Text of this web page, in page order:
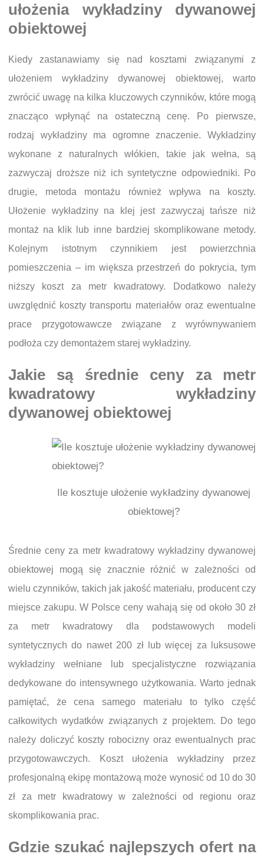
ułożenia wykładziny dywanowej
obiektowej
Kiedy zastanawiamy się nad kosztami związanymi z
ułożeniem wykładziny dywanowej obiektowej, warto
zwrócić uwagę na kilka kluczowych czynników, które mogą
znacząco wpłynąć na ostateczną cenę. Po pierwsze,
rodzaj wykładziny ma ogromne znaczenie. Wykładziny
wykonane z naturalnych włókien, takie jak wełna, są
zazwyczaj droższe niż ich syntetyczne odpowiedniki. Po
drugie, metoda montażu również wpływa na koszty.
Ułożenie wykładziny na klej jest zazwyczaj tańsze niż
montaż na klik lub inne bardziej skomplikowane metody.
Kolejnym istotnym czynnikiem jest powierzchnia
pomieszczenia – im większa przestrzeń do pokrycia, tym
niższy koszt za metr kwadratowy. Dodatkowo należy
uwzględnić koszty transportu materiałów oraz ewentualne
prace przygotowawcze związane z wyrównywaniem
podłoża czy demontażem starej wykładziny.
Jakie są średnie ceny za metr
kwadratowy wykładziny
dywanowej obiektowej
Ile kosztuje ułożenie wykładziny dywanowej
obiektowej?
Średnie ceny za metr kwadratowy wykładziny dywanowej
obiektowej mogą się znacznie różnić w zależności od
wielu czynników, takich jak jakość materiału, producent czy
miejsce zakupu. W Polsce ceny wahają się od około 30 zł
za metr kwadratowy dla podstawowych modeli
syntetycznych do nawet 200 zł lub więcej za luksusowe
wykładziny wełniane lub specjalistyczne rozwiązania
dedykowane do intensywnego użytkowania. Warto jednak
pamiętać, że cena samego materiału to tylko część
całkowitych wydatków związanych z projektem. Do tego
należy doliczyć koszty robocizny oraz ewentualnych prac
przygotowawczych. Koszt ułożenia wykładziny przez
profesjonalną ekipę montażową może wynosić od 10 do 30
zł za metr kwadratowy w zależności od regionu oraz
skomplikowania prac.
Gdzie szukać najlepszych ofert na